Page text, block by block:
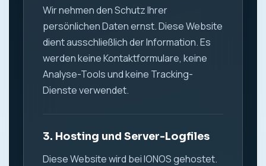
Wir nehmen den Schutz Ihrer
persönlichen Daten ernst. Diese Website
dient ausschließlich der Information. Es
werden keine Kontaktformulare, keine
Analyse-Tools und keine Tracking-
Dienste verwendet.
3. Hosting und Server-Logfiles
Diese Website wird bei IONOS gehostet.